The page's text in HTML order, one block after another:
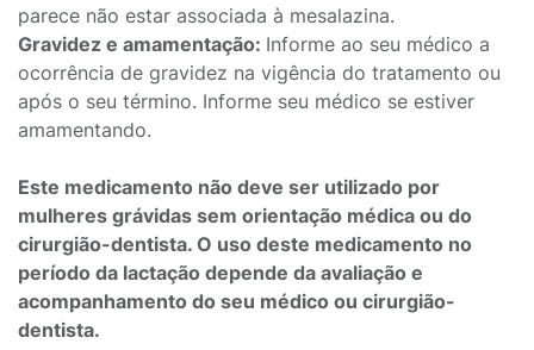
parece não estar associada à mesalazina.
Gravidez e amamentação: Informe ao seu médico a
ocorrência de gravidez na vigência do tratamento ou
após o seu término. Informe seu médico se estiver
amamentando.
Este medicamento não deve ser utilizado por
mulheres grávidas sem orientação médica ou do
cirurgião-dentista. O uso deste medicamento no
período da lactação depende da avaliação e
acompanhamento do seu médico ou cirurgião-
dentista.